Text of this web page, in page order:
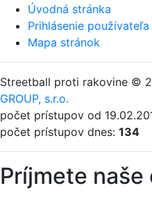
Úvodná stránka
Prihlásenie používateľa
Mapa stránok
Streetball proti rakovine ©
GROUP, s.r.o.
počet prístupov od
počet prístupov dnes: 134
Príjmete naše